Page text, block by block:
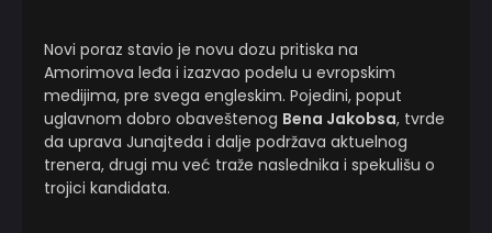
Novi poraz stavio je novu dozu pritiska na
Amorimova leđa i izazvao podelu u evropskim
medijima, pre svega engleskim. Pojedini, poput
uglavnom dobro obaveštenog Bena Jakobsa, tvrde
da uprava Junajteda i dalje podržava aktuelnog
trenera, drugi mu već traže naslednika i spekulišu o
trojici kandidata.